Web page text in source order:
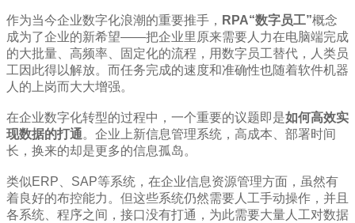
作为当今企业数字化浪潮的重要推手， RPA“数字员工”概念
成为了企业的新希望——把企业里原来需要人力在电脑端完成
的大批量、高频率、固定化的流程，用数字员工替代，人类员
工因此得以解放。而任务完成的速度和准确性也随着软件机器
人的上岗而大大增强。
在企业数字化转型的过程中，一个重要的议题即是如何高效实
现数据的打通。企业上新信息管理系统，高成本、部署时间
长，换来的却是更多的信息孤岛。
类似ERP、SAP等系统，在企业信息资源管理方面，虽然有
着良好的布控能力。但这些系统仍然需要人工手动操作，并且
各系统、程序之间，接口没有打通，为此需要大量人工对数据